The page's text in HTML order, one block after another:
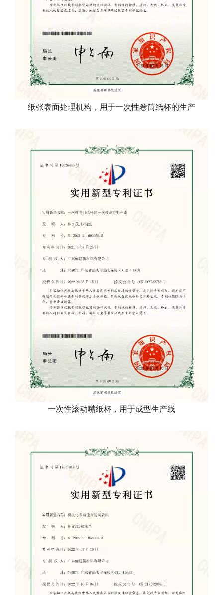
纸张表面处理机构，用于一次性卷筒纸杯的生产
一次性滚动嘴纸杯，用于成型生产线